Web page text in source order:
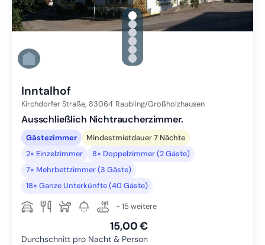
gallery.slide_selector
Zu Slide 1 wechseln
Zu Slide 2 wechseln
Zu Slide 3 wechseln
Zu Slide 4 wechseln
Zu Slide 5 wechseln
Zu Slide 6 wechseln
Inntalhof
Kirchdorfer Straße, 83064 Raubling/Großholzhausen
Ausschließlich Nichtraucherzimmer.
Gästezimmer
Mindestmietdauer 7 Nächte
2× Einzelzimmer
8× Doppelzimmer (2 Gäste)
7× Mehrbettzimmer (3 Gäste)
18× Ganze Unterkünfte (40 Gäste)
+ 15 weitere
15,00 €
Durchschnitt pro Nacht & Person